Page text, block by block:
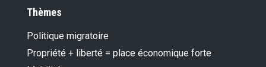
Thèmes
Politique migratoire
Propriété + liberté = place économique forte